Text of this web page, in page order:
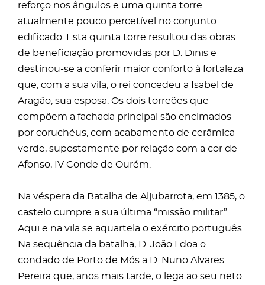
reforço nos ângulos e uma quinta torre
atualmente pouco percetível no conjunto
edificado. Esta quinta torre resultou das obras
de beneficiação promovidas por D. Dinis e
destinou-se a conferir maior conforto à fortaleza
que, com a sua vila, o rei concedeu a Isabel de
Aragão, sua esposa. Os dois torreões que
compõem a fachada principal são encimados
por coruchéus, com acabamento de cerâmica
verde, supostamente por relação com a cor de
Afonso, IV Conde de Ourém.
Na véspera da Batalha de Aljubarrota, em 1385, o
castelo cumpre a sua última “missão militar”.
Aqui e na vila se aquartela o exército português.
Na sequência da batalha, D. João I doa o
condado de Porto de Mós a D. Nuno Alvares
Pereira que, anos mais tarde, o lega ao seu neto